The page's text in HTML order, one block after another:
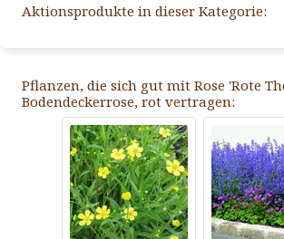
Aktionsprodukte in dieser Kategorie:
Pflanzen, die sich gut mit Rose 'Rote
Bodendeckerrose, rot vertragen: